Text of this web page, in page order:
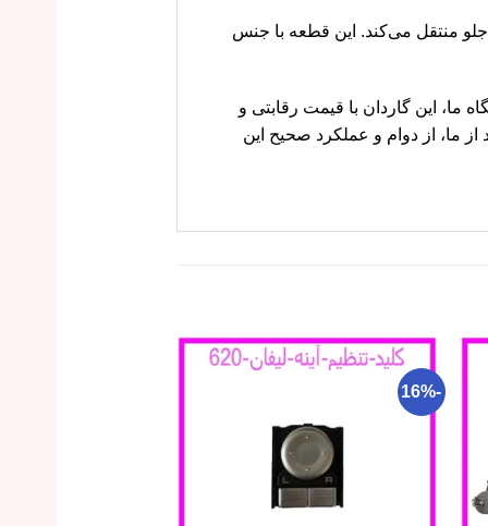
جلو منتقل می‌کند. این قطعه با جنس
در فروشگاه ما، این گاردان با قیمت رقابتی و
ما، از دوام و عملکرد صحیح این
-16%